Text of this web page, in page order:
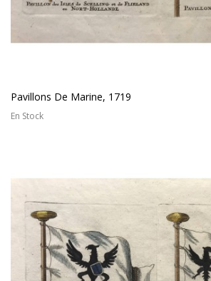
Pavillons De Marine, 1719
En Stock